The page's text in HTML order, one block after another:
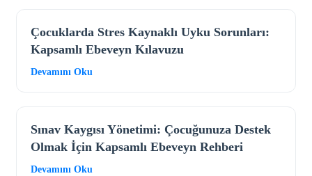
Çocuklarda Stres Kaynaklı Uyku Sorunları:
Kapsamlı Ebeveyn Kılavuzu
Devamını Oku
Sınav Kaygısı Yönetimi: Çocuğunuza Destek
Olmak İçin Kapsamlı Ebeveyn Rehberi
Devamını Oku